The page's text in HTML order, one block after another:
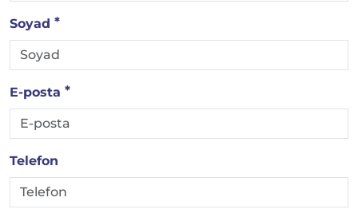
Soyad
E-posta
Telefon